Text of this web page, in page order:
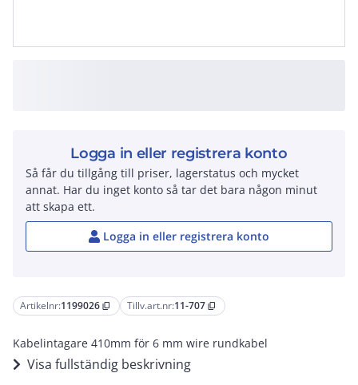
Artikelnr:1199026 content_copy Tillv.art.nr:11-707 content_copy
Kabelintagare 410mm för 6 mm wire rundkabel
Visa fullständig beskrivning
Logga in eller registrera konto
Så får du tillgång till priser, lagerstatus och mycket
annat. Har du inget konto så tar det bara någon minut
att skapa ett.
Logga in eller registrera konto